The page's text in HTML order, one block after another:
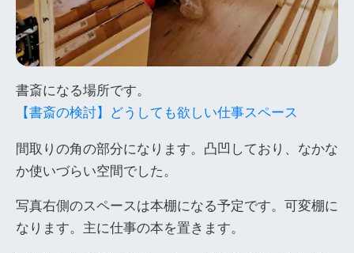
書斎になる場所です。
【書斎の検討】どうしても欲しい仕事スペース
間取りの角の部分になります。凸凹しており、なかな
か使いづらい空間でした。
写真右側のスペースは本棚になる予定です。可変棚に
なります。主に仕事の本を置きます。